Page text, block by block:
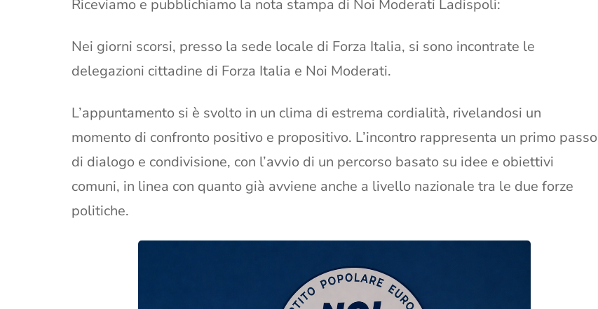
Riceviamo e pubblichiamo la nota stampa di Noi Moderati Ladispoli:
Nei giorni scorsi, presso la sede locale di Forza Italia, si sono incontrate le
delegazioni cittadine di Forza Italia e Noi Moderati.
L’appuntamento si è svolto in un clima di estrema cordialità, rivelandosi un
momento di confronto positivo e propositivo. L’incontro rappresenta un primo passo
di dialogo e condivisione, con l’avvio di un percorso basato su idee e obiettivi
comuni, in linea con quanto già avviene anche a livello nazionale tra le due forze
politiche.